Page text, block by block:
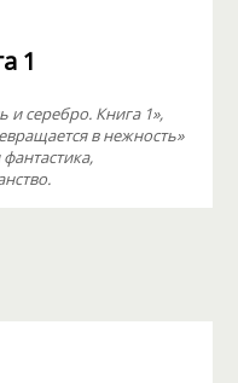
1
и серебро. Книга 1»,
в нежность»